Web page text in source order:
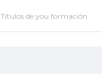
Títulos de you formación